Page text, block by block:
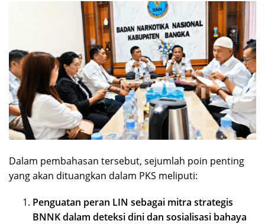
Dalam pembahasan tersebut, sejumlah poin penting
yang akan dituangkan dalam PKS meliputi:
Penguatan peran LIN sebagai mitra strategis
BNNK dalam deteksi dini dan sosialisasi bahaya